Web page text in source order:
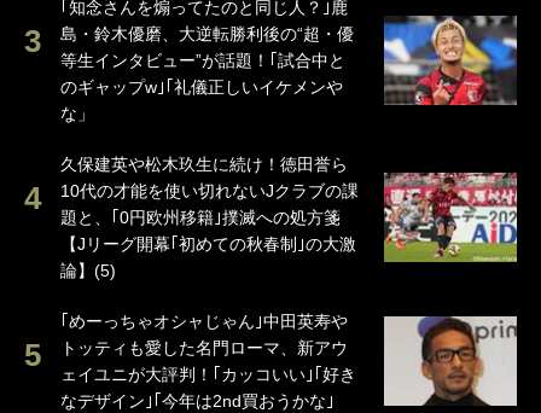
｢知念さんを煽ってたのと同じ人？｣鹿
島・鈴木優磨、大逆転勝利後の“超・優
等生インタビュー”が話題！｢試合中と
のギャップw｣｢礼儀正しいイケメンや
な」
久保建英や松木玖生に続け！徳田誉ら
10代の才能を使い切れないJクラブの課
題と、｢0円欧州移籍｣撲滅への処方箋
【Jリーグ開幕｢初めての秋春制｣の大激
論】(5)
｢めーっちゃオシャじゃん｣中田英寿や
トッティも愛した名門ローマ、新アウ
ェイユニが大評判！｢カッコいい｣｢好き
なデザイン｣｢今年は2nd買おうかな｣